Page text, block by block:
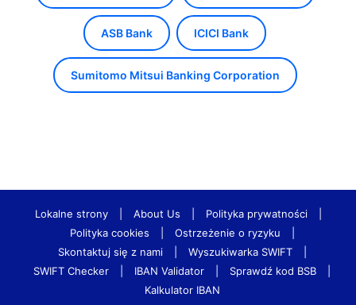
ASB Bank ICICI Bank
Sumitomo Mitsui Banking Corporation
Lokalne strony About Us Polityka prywatności
Polityka cookies
Ostrzeżenie o ryzyku
Skontaktuj się z nami
Wyszukiwarka SWIFT
SWIFT Checker
IBAN Validator Sprawdź kod BSB
Kalkulator IBAN